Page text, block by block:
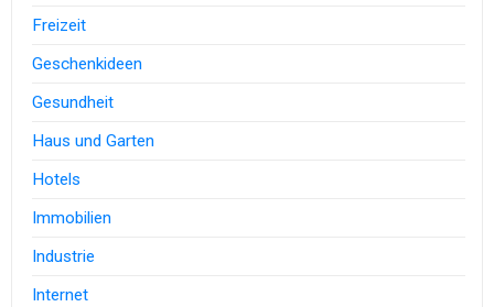
Freizeit
Geschenkideen
Gesundheit
Haus und Garten
Hotels
Immobilien
Industrie
Internet